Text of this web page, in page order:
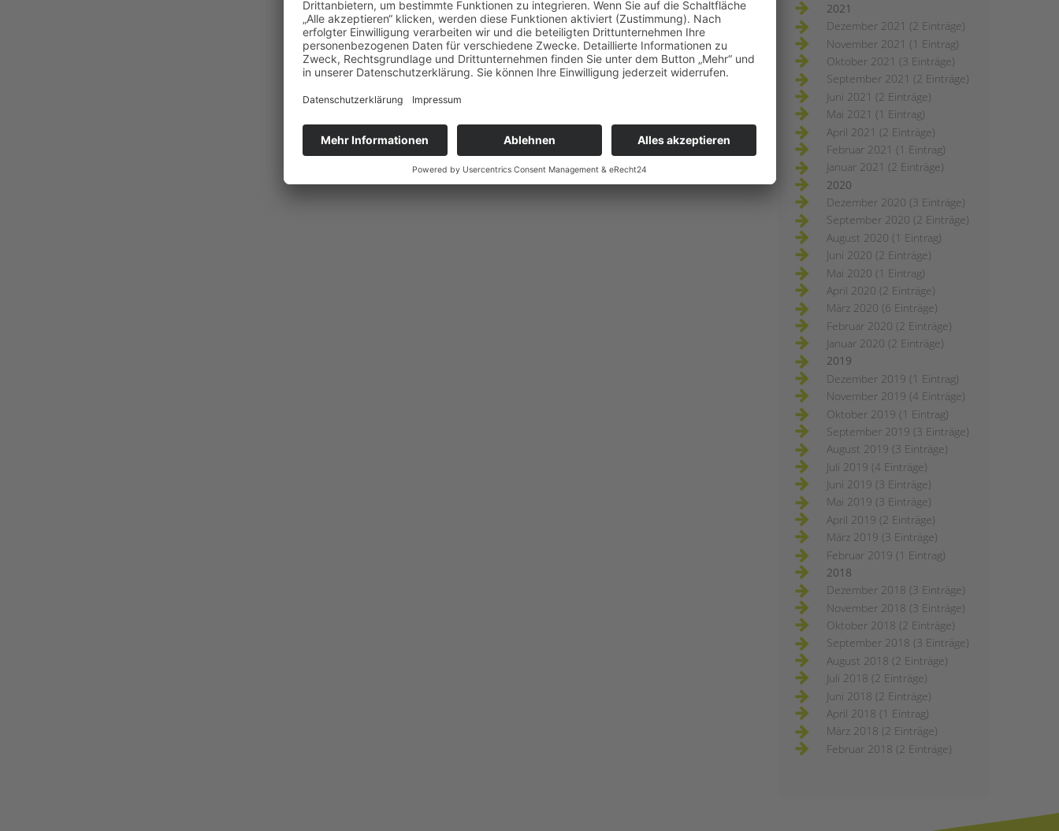
2021
Dezember 2021 (2 Einträge)
November 2021 (1 Eintrag)
Oktober 2021 (3 Einträge)
September 2021 (2 Einträge)
Juni 2021 (2 Einträge)
Mai 2021 (1 Eintrag)
April 2021 (2 Einträge)
Februar 2021 (1 Eintrag)
Januar 2021 (2 Einträge)
2020
Dezember 2020 (3 Einträge)
September 2020 (2 Einträge)
August 2020 (1 Eintrag)
Juni 2020 (2 Einträge)
Mai 2020 (1 Eintrag)
April 2020 (2 Einträge)
März 2020 (6 Einträge)
Februar 2020 (2 Einträge)
Januar 2020 (2 Einträge)
2019
Dezember 2019 (1 Eintrag)
November 2019 (4 Einträge)
Oktober 2019 (1 Eintrag)
September 2019 (3 Einträge)
August 2019 (3 Einträge)
Juli 2019 (4 Einträge)
Juni 2019 (3 Einträge)
Mai 2019 (3 Einträge)
April 2019 (2 Einträge)
März 2019 (3 Einträge)
Februar 2019 (1 Eintrag)
2018
Dezember 2018 (3 Einträge)
November 2018 (3 Einträge)
Oktober 2018 (2 Einträge)
September 2018 (3 Einträge)
August 2018 (2 Einträge)
Juli 2018 (2 Einträge)
Juni 2018 (2 Einträge)
April 2018 (1 Eintrag)
März 2018 (2 Einträge)
Februar 2018 (2 Einträge)